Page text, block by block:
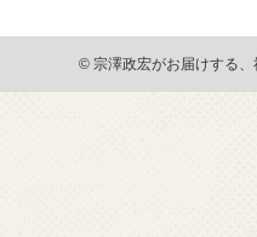
© 宗澤政宏がお届けする